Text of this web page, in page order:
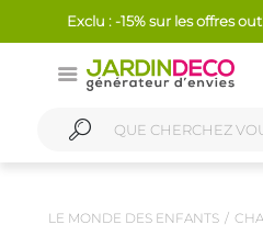
Exclu : -15% sur les offres
LE MONDE DES ENFANTS